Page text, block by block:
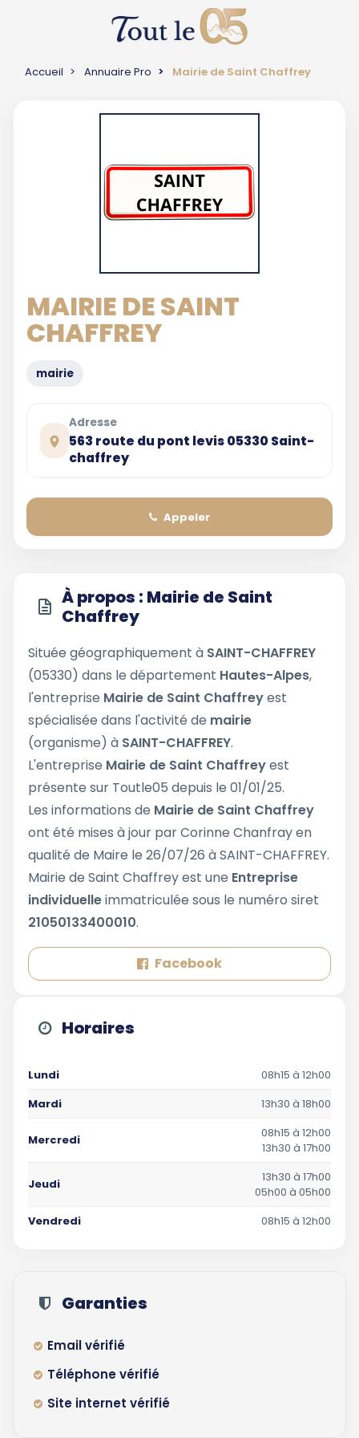
Accueil Annuaire Pro Mairie de Saint Chaffrey
MAIRIE DE SAINT
CHAFFREY
mairie
Adresse
563 route du pont levis 05330 Saint-
chaffrey
Appeler
À propos : Mairie de Saint
Chaffrey
Située géographiquement à SAINT-CHAFFREY
(05330) dans le département Hautes-Alpes,
l'entreprise Mairie de Saint Chaffreyest
spécialisée dans l'activité de mairie
(organisme) à SAINT-CHAFFREY.
L'entreprise Mairie de Saint Chaffreyest
présente sur Toutle05 depuis le 01/01/25.
Les informations de Mairie de Saint Chaffrey
ont été mises à jour par Corinne Chanfray en
qualité de Maire le 26/07/26 à SAINT-CHAFFREY.
Mairie de Saint Chaffrey est une Entreprise
individuelleimmatriculée sous le numéro siret
21050133400010.
Facebook
Horaires
Lundi
08h15 à 12h00
Mardi
13h30 à 18h00
Mercredi
08h15 à 12h00
13h30 à 17h00
Jeudi
13h30 à 17h00
05h00 à 05h00
Vendredi
08h15 à 12h00
Garanties
Email vérifié
Téléphone vérifié
Site internet vérifié